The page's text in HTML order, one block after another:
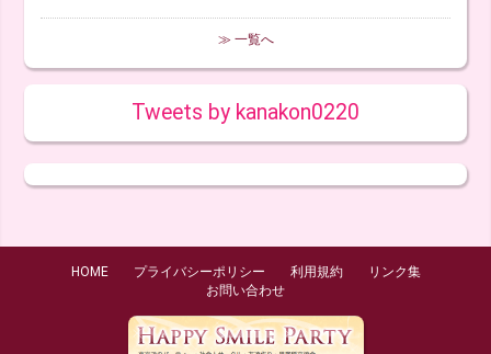
≫ 一覧へ
Tweets by kanakon0220
HOME プライバシーポリシー 利用規約
リンク集
お問い合わせ